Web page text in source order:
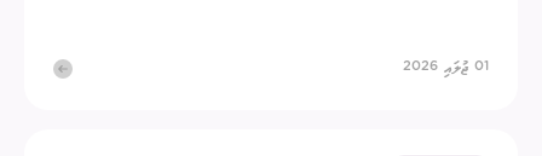
01 ޖުލައި 2026